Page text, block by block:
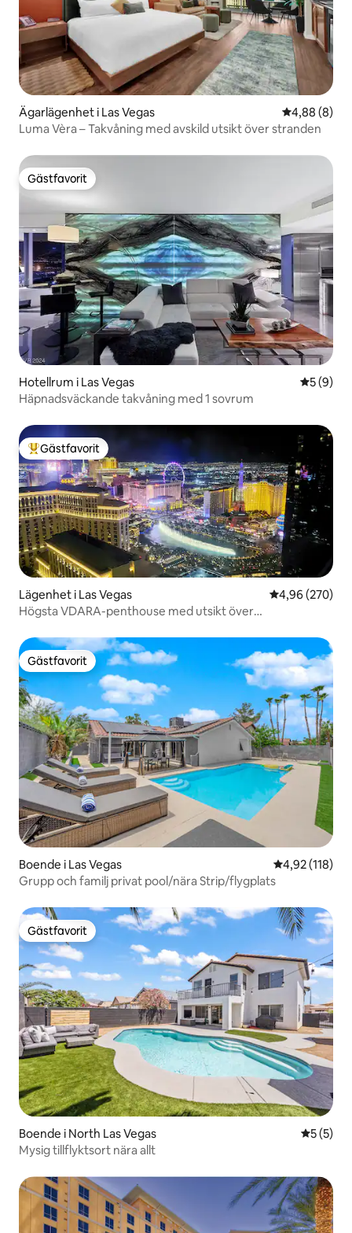
Ägarlägenhet i Las Vegas 4,88 av 5 i
4,88 (8)
Luma Vèra – Takvåning med avskild utsikt över stranden
Gästfavorit
Gästfavorit
Hotellrum i Las Vegas 5 av 5 i
5 (9)
Häpnadsväckande takvåning med 1 sovrum
Populär gästfavorit
Gästfavorit
Lägenhet i Las Vegas 4,96 av 5 i
4,96 (270)
Högsta VDARA-penthouse med utsikt över
Gästfavorit
Gästfavorit
Boende i Las Vegas 4,92 av 5 i
4,92 (118)
Grupp och familj privat pool/nära Strip/flygplats
Gästfavorit
Gästfavorit
Boende i North Las Vegas 5 av 5 i
5 (5)
Mysig tillflyktsort nära allt